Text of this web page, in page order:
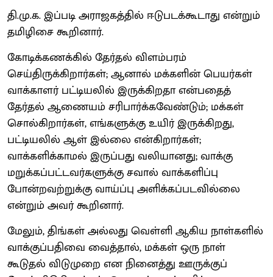
தி.மு.க. இப்படி அராஜகத்தில் ஈடுபடக்கூடாது என்றும்
தமிழிசை கூறினார்.
கோடிக்கணக்கில் தேர்தல் விளம்பரம்
செய்திருக்கிறார்கள்; ஆனால் மக்களின் பெயர்கள்
வாக்காளர் பட்டியலில் இருக்கிறதா என்பதைத்
தேர்தல் ஆணையம் சரிபார்க்கவேண்டும்; மக்கள்
சொல்கிறார்கள், எங்களுக்கு உயிர் இருக்கிறது,
பட்டியலில் ஆள் இல்லை என்கிறார்கள்;
வாக்களிக்காமல் இருப்பது வலியானது; வாக்கு
மறுக்கப்பட்டவர்களுக்கு சவால் வாக்களிப்பு
போன்றவற்றுக்கு வாய்ப்பு அளிக்கப்படவில்லை
என்றும் அவர் கூறினார்.
மேலும், திங்கள் அல்லது வெள்ளி ஆகிய நாள்களில்
வாக்குப்பதிவை வைத்தால், மக்கள் ஒரு நாள்
கூடுதல் விடுமுறை என நினைத்து ஊருக்குப்